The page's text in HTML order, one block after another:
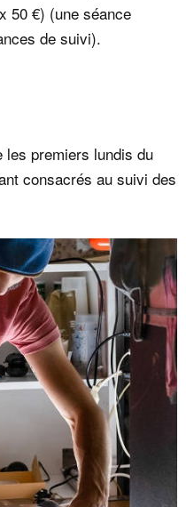
50 €) (une séance
de suivi).
les premiers lundis du
consacrés au suivi des